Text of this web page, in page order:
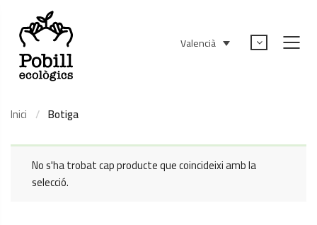
Valencià
Inici Botiga
No s'ha trobat cap producte que coincideixi amb la
selecció.